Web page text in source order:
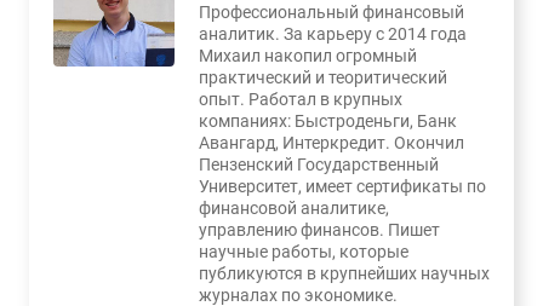
Профессиональный финансовый
аналитик. За карьеру с 2014 года
Михаил накопил огромный
практический и теоритический
опыт. Работал в крупных
компаниях: Быстроденьги, Банк
Авангард, Интеркредит. Окончил
Пензенский Государственный
Университет, имеет сертификаты по
финансовой аналитике,
управлению финансов. Пишет
научные работы, которые
публикуются в крупнейших научных
журналах по экономике.